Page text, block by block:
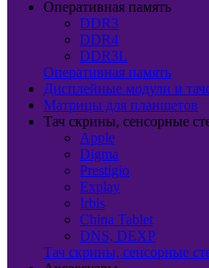
Оперативная память
DDR3
DDR4
DDR3L
Оперативная память
Дисплейные модули и
Матрицы для планшетов
Тач скрины, сенсорные
Apple
Digma
Prestigio
Explay
Irbis
China Tablet
DNS, DEXP
Тач скрины, сенсорные